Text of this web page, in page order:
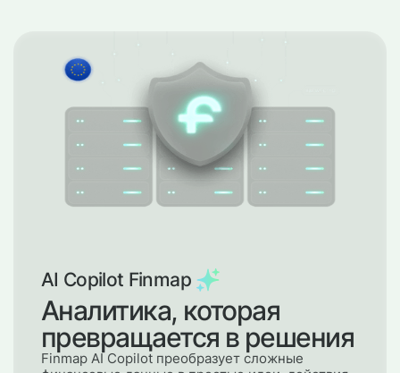
AI Copilot Finmap
Аналитика, которая
превращается в решения
Finmap AI Copilot преобразует сложные